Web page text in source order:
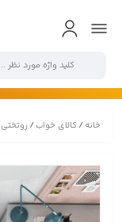
خانه/ کالای خواب/ روتختی